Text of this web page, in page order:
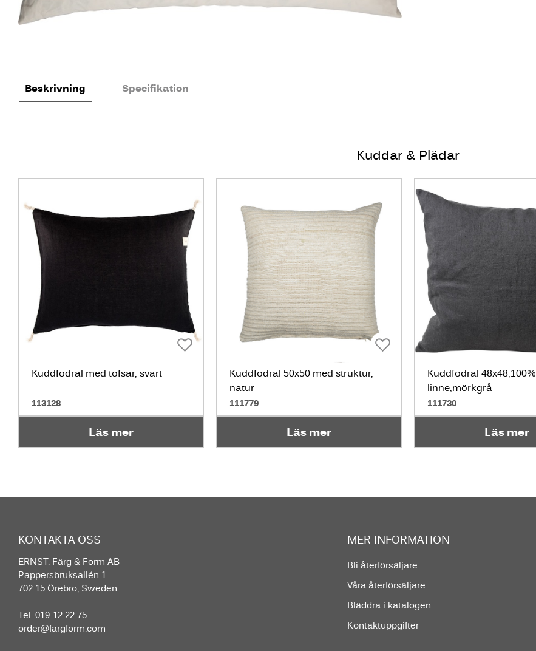
Beskrivning Specifikation
Kuddar & Plädar
Kuddfodral med tofsar, svart
113128
Läs mer
Kuddfodral 50x50 med struktur,
natur
111779
Läs mer
Kuddfodral 48x48,100%
linne,mörkgrå
111730
Läs mer
KONTAKTA OSS
ERNST. Färg & Form AB
Pappersbruksallén 1
702 15 Örebro, Sweden
Tel. 019-12 22 75
order@fargform.com
MER INFORMATION
Bli återförsäljare
Våra återförsäljare
Bläddra i katalogen
Kontaktuppgifter